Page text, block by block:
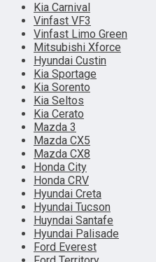
Kia Carnival
Vinfast VF3
Vinfast Limo Green
Mitsubishi Xforce
Hyundai Custin
Kia Sportage
Kia Sorento
Kia Seltos
Kia Cerato
Mazda 3
Mazda CX5
Mazda CX8
Honda City
Honda CRV
Hyundai Creta
Hyundai Tucson
Huyndai Santafe
Hyundai Palisade
Ford Everest